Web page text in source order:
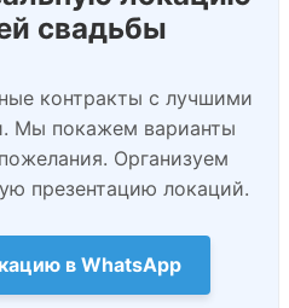
свадьбы
контракты с лучшими
Мы покажем варианты
Организуем
презентацию локаций.
в WhatsApp